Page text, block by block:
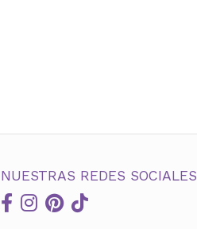
NUESTRAS REDES SOCIALES